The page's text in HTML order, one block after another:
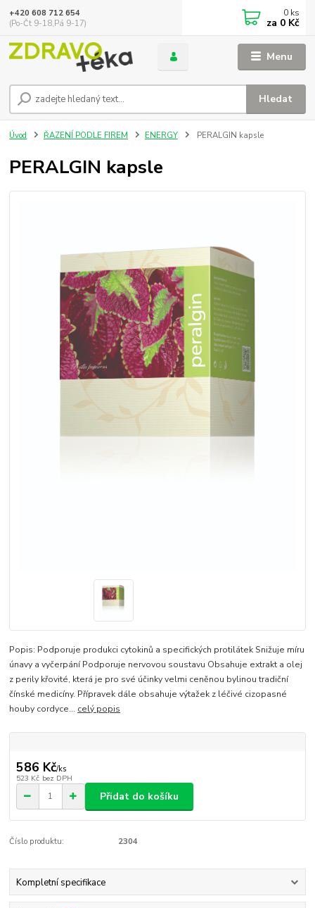
Menu
Hledat
+420 608 712 654
(Po-Čt 9-18,Pá 9-17)
0 ks
za 0 Kč
Úvod ŘAZENÍ PODLE FIREM ENERGY PERALGIN kapsle
PERALGIN kapsle
Popis: Podporuje produkci cytokinů a specifických protilátek Snižuje míru
únavy a vyčerpání Podporuje nervovou soustavu Obsahuje extrakt a olej
z perily křovité, která je pro své účinky velmi ceněnou bylinou tradiční
čínské medicíny. Přípravek dále obsahuje výtažek z léčivé cizopasné
houby cordyce... celý popis
586 Kč/ks
523 Kč bez DPH
Přidat do košíku
Číslo produktu: 2304
Kompletní specifikace